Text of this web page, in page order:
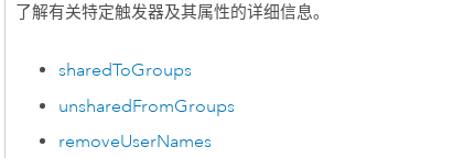
了解有关特定触发器及其属性的详细信息。
sharedToGroups
unsharedFromGroups
removeUserNames